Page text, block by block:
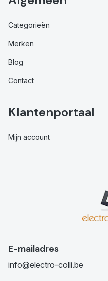
Categorieën
Merken
Blog
Contact
Klantenportaal
Mijn account
E-mailadres
info@electro-colli.be